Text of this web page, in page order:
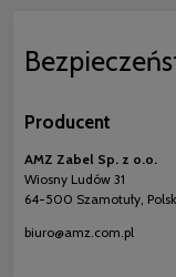
Producent
AMZ Zabel Sp. z o.o.
Wiosny Ludów 31
64-500 Szamotuły,
biuro@amz.com.pl